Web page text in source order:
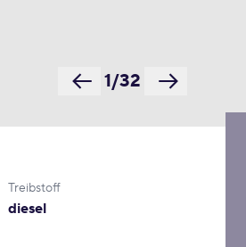
1/32
Treibstoff
diesel